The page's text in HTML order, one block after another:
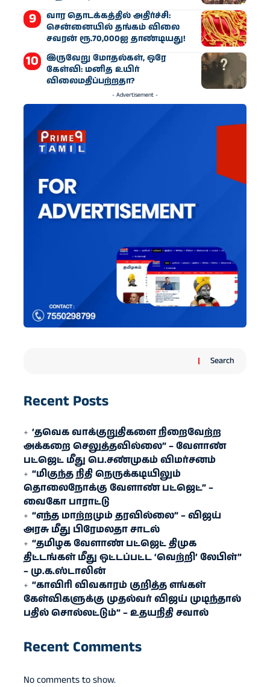
வார தொடக்கத்தில் அதிர்ச்சி:
சென்னையில் தங்கம் விலை
சவரன் ரூ.70,000ஐ தாண்டியது!
இருவேறு மோதல்கள், ஒரே
கேள்வி: மனித உயிர்
விலைமதிப்பற்றதா?
- Advertisement -
Search
Recent Posts
‘தவெக வாக்குறுதிகளை நிறைவேற்ற
அக்கறை செலுத்தவில்லை” – வேளாண்
பட்ஜெட் மீது பெ.சண்முகம் விமர்சனம்
“மிகுந்த நிதி நெருக்கடியிலும்
தொலைநோக்கு வேளாண் பட்ஜெட்” –
வைகோ பாராட்டு
“எந்த மாற்றமும் தரவில்லை” – விஜய்
அரசு மீது பிரேமலதா சாடல்
“தமிழக வேளாண் பட்ஜெட் திமுக
திட்டங்கள் மீது ஒட்டப்பட்ட ‘வெற்றி’ லேபிள்”
– மு.க.ஸ்டாலின்
“காவிரி விவகாரம் குறித்த எங்கள்
கேள்விகளுக்கு முதல்வர் விஜய் முடிந்தால்
பதில் சொல்லட்டும்” – உதயநிதி சவால்
Recent Comments
No comments to show.